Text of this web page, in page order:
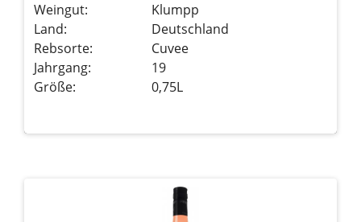
Weingut:
Klumpp
Land:
Deutschland
Rebsorte:
Cuvee
Jahrgang:
19
Größe:
0,75L